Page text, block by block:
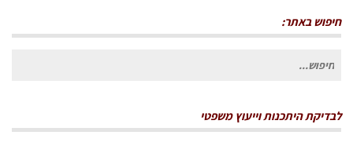
חיפוש באתר:
חיפוש
לבדיקת היתכנות וייעוץ משפטי